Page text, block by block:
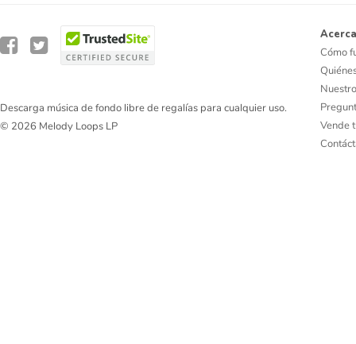
Descarga música de fondo libre de regalías para cualquier uso.
© 2026 Melody Loops LP
Cómo
Vende